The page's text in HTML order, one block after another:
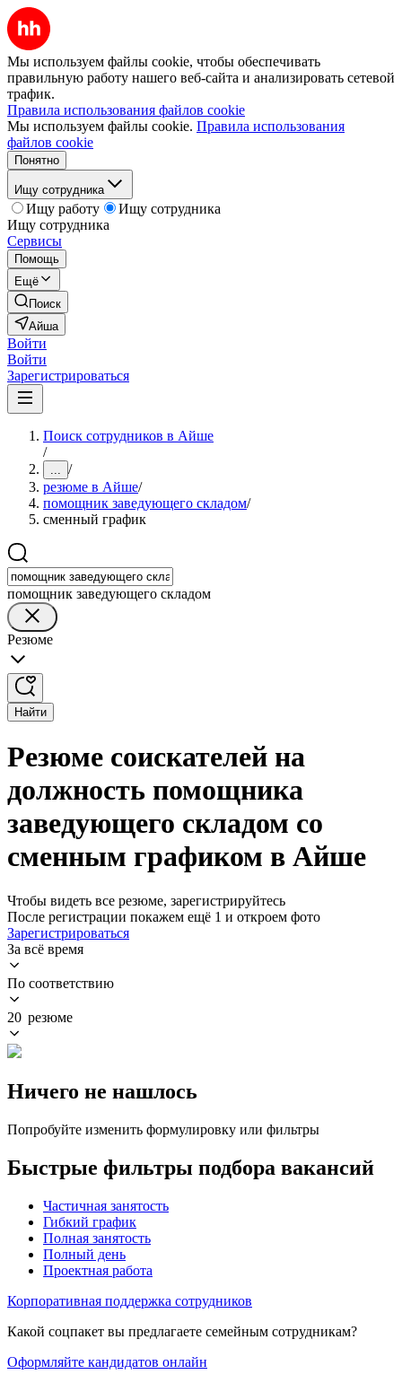
Мы используем файлы cookie, чтобы обеспечивать
правильную работу нашего веб-сайта и анализировать сетевой
трафик.
Правила использования файлов cookie
Мы используем файлы cookie. Правила использования
файлов cookie
Понятно
Ищу сотрудника
Ищу работу
Ищу сотрудника
Ищу сотрудника
Сервисы
Помощь
Ещё
Поиск
Айша
Войти
Войти
Зарегистрироваться
Поиск сотрудников в Айше
/
... /
резюме в Айше/
помощник заведующего складом/
сменный график
помощник заведующего складом
Резюме
Найти
Резюме соискателей на
должность помощника
заведующего складом со
сменным графиком в Айше
Чтобы видеть все резюме, зарегистрируйтесь
После регистрации покажем ещё 1 и откроем фото
Зарегистрироваться
За всё время
По соответствию
20 резюме
Ничего не нашлось
Попробуйте изменить формулировку или фильтры
Быстрые фильтры подбора вакансий
Частичная занятость
Гибкий график
Полная занятость
Полный день
Проектная работа
Корпоративная поддержка сотрудников
Какой соцпакет вы предлагаете семейным сотрудникам?
Оформляйте кандидатов онлайн